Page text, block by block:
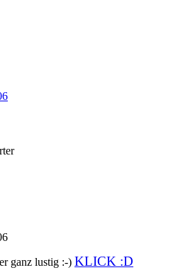
ganz lustig :-) KLICK :D